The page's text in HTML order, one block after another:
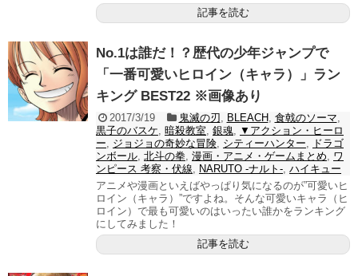
記事を読む
No.1は誰だ！？歴代の少年ジャンプで
「一番可愛いヒロイン（キャラ）」ラン
キング BEST22 ※画像あり
2017/3/19 鬼滅の刃 , BLEACH, 食戟のソーマ,
黒子のバスケ, 暗殺教室, 銀魂, ▼アクション・ヒーロ
ー, ジョジョの奇妙な冒険, シティーハンター, ドラゴ
ンボール, 北斗の拳, 漫画・アニメ・ゲームまとめ, ワ
ンピース 考察・伏線, NARUTO -ナルト-, ハイキュー
アニメや漫画といえばやっぱり気になるのが”可愛いヒ
ロイン（キャラ）”ですよね。そんな可愛いキャラ（ヒ
ロイン）で最も可愛いのはいったい誰かをランキング
にしてみました！
記事を読む